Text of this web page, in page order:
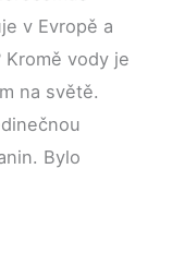
v Evropě a
Kromě vody je
na světě.
Bylo